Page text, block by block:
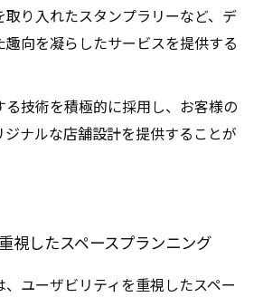
り入れたスタンプラリーなど、デ
向を凝らしたサービスを提供する
技術を積極的に採用し、お客様の
ナルな店舗設計を提供することが
視したスペースプランニング
ユーザビリティを重視したスペー